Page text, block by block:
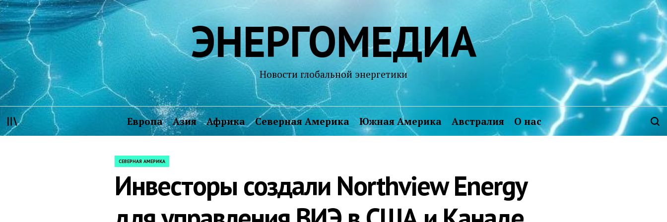
Skip
to
content
ЭНЕРГОМЕДИА
Новости глобальной энергетики
Европа Азия Африка Северная Америка Южная Америка Австралия О нас
POSTED
СЕВЕРНАЯ АМЕРИКА
Инвесторы создали Northview Energy